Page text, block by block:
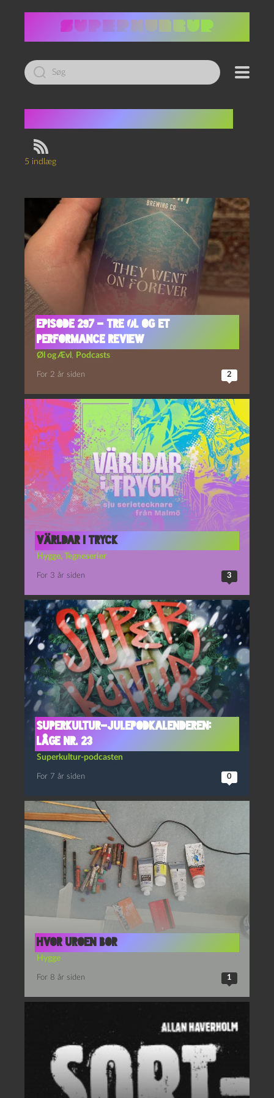
Led
efter:
5 indlæg
Episode 297 – Tre Øl og Et
Performance Review
Øl og Ævl , Podcasts
For 2 år siden 2
Världar i tryck
Hygge, Tegneserier
For 3 år siden 3
Superkultur-julepodkalenderen:
Låge nr. 23
Superkultur-podcasten
For 7 år siden 0
Hvor uroen bor
Hygge
For 8 år siden 1